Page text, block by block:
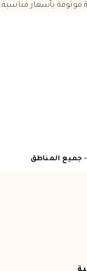
موثوقة بأسعار مناسبة.
- جميع المناطق